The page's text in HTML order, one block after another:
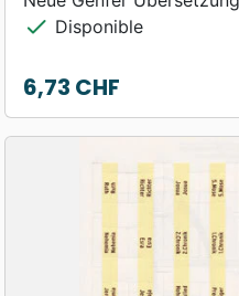
check Disponible
Prix
6,73 CHF